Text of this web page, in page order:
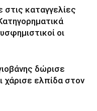
στις καταγγελίες
οι
δώρισε
χάρισε ελπίδα στον